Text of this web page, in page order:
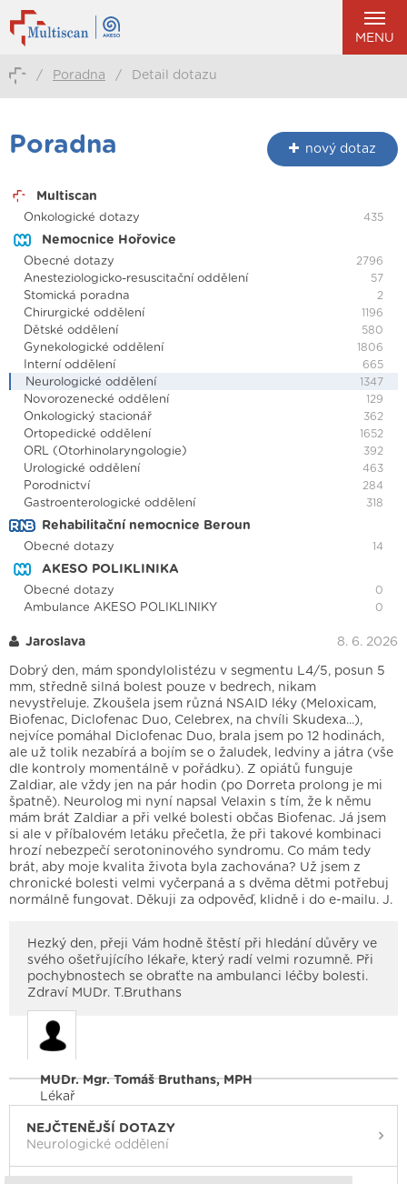
MENU
/ Poradna / Detail dotazu
Poradna nový dotaz
Multiscan
Onkologické dotazy 435
Nemocnice Hořovice
Obecné dotazy 2796
Anesteziologicko-resuscitační oddělení 57
Stomická poradna 2
Chirurgické oddělení 1196
Dětské oddělení 580
Gynekologické oddělení 1806
Interní oddělení 665
Neurologické oddělení 1347
Novorozenecké oddělení 129
Onkologický stacionář 362
Ortopedické oddělení 1652
ORL (Otorhinolaryngologie) 392
Urologické oddělení 463
Porodnictví 284
Gastroenterologické oddělení 318
Rehabilitační nemocnice Beroun
Obecné dotazy 14
AKESO POLIKLINIKA
Obecné dotazy 0
Ambulance AKESO POLIKLINIKY 0
Jaroslava 8. 6. 2026
Dobrý den, mám spondylolistézu v segmentu L4/5, posun 5
mm, středně silná bolest pouze v bedrech, nikam
nevystřeluje. Zkoušela jsem různá NSAID léky (Meloxicam,
Biofenac, Diclofenac Duo, Celebrex, na chvíli Skudexa...),
nejvíce pomáhal Diclofenac Duo, brala jsem po 12 hodinách,
ale už tolik nezabírá a bojím se o žaludek, ledviny a játra (vše
dle kontroly momentálně v pořádku). Z opiátů funguje
Zaldiar, ale vždy jen na pár hodin (po Dorreta prolong je mi
špatně). Neurolog mi nyní napsal Velaxin s tím, že k němu
mám brát Zaldiar a při velké bolesti občas Biofenac. Já jsem
si ale v příbalovém letáku přečetla, že při takové kombinaci
hrozí nebezpečí serotoninového syndromu. Co mám tedy
brát, aby moje kvalita života byla zachována? Už jsem z
chronické bolesti velmi vyčerpaná a s dvěma dětmi potřebuj
normálně fungovat. Děkuji za odpověď, klidně i do e-mailu. J.
Hezký den, přeji Vám hodně štěstí při hledání důvěry ve
svého ošetřujícího lékaře, který radí velmi rozumně. Při
pochybnostech se obraťte na ambulanci léčby bolesti.
Zdraví MUDr. T.Bruthans
MUDr. Mgr. Tomáš Bruthans, MPH
Lékař
NEJČTENĚJŠÍ DOTAZY
Neurologické oddělení